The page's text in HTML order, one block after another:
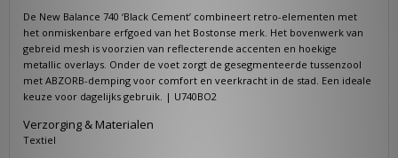
De New Balance 740 ‘Black Cement’ combineert retro-elementen met
het onmiskenbare erfgoed van het Bostonse merk. Het bovenwerk van
gebreid mesh is voorzien van reflecterende accenten en hoekige
metallic overlays. Onder de voet zorgt de gesegmenteerde tussenzool
met ABZORB-demping voor comfort en veerkracht in de stad. Een ideale
keuze voor dagelijks gebruik. | U740BO2
Verzorging & Materialen
Textiel